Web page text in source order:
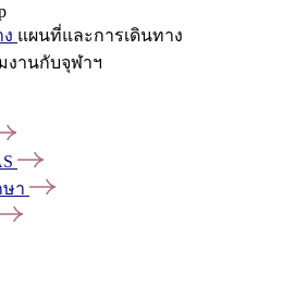
แผนที่และการเดินทาง
งานกับจุฬาฯ
ษา